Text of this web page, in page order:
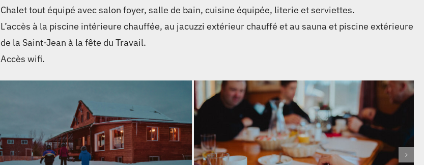
Chalet tout équipé avec salon foyer, salle de bain, cuisine équipée, literie et serviettes.
L’accès à la piscine intérieure chauffée, au jacuzzi extérieur chauffé et au sauna et piscine extérieure
de la Saint-Jean à la fête du Travail.
Accès wifi.